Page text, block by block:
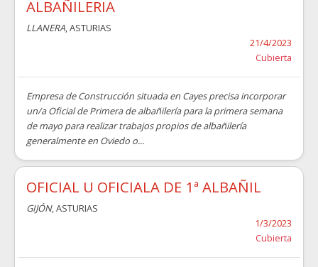
ALBAÑILERIA
LLANERA, ASTURIAS
21/4/2023
Cubierta
Empresa de Construcción situada en Cayes precisa incorporar
un/a Oficial de Primera de albañilería para la primera semana
de mayo para realizar trabajos propios de albañilería
generalmente en Oviedo o...
OFICIAL U OFICIALA DE 1ª ALBAÑIL
GIJÓN, ASTURIAS
1/3/2023
Cubierta